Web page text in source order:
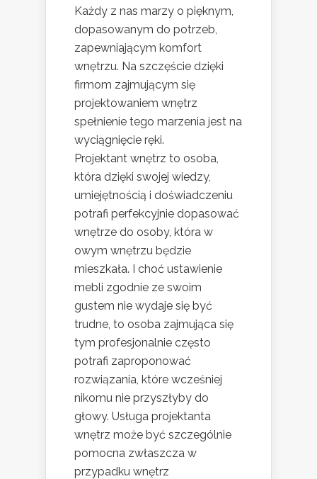
Każdy z nas marzy o pięknym,
dopasowanym do potrzeb,
zapewniającym komfort
wnętrzu. Na szczęście dzięki
firmom zajmującym się
projektowaniem wnętrz
spełnienie tego marzenia jest na
wyciągnięcie ręki.
Projektant wnętrz to osoba,
która dzięki swojej wiedzy,
umiejętnością i doświadczeniu
potrafi perfekcyjnie dopasować
wnętrze do osoby, która w
owym wnętrzu będzie
mieszkała. I choć ustawienie
mebli zgodnie ze swoim
gustem nie wydaje się być
trudne, to osoba zajmująca się
tym profesjonalnie często
potrafi zaproponować
rozwiązania, które wcześniej
nikomu nie przyszłyby do
głowy. Usługa projektanta
wnętrz może być szczególnie
pomocna zwłaszcza w
przypadku wnętrz